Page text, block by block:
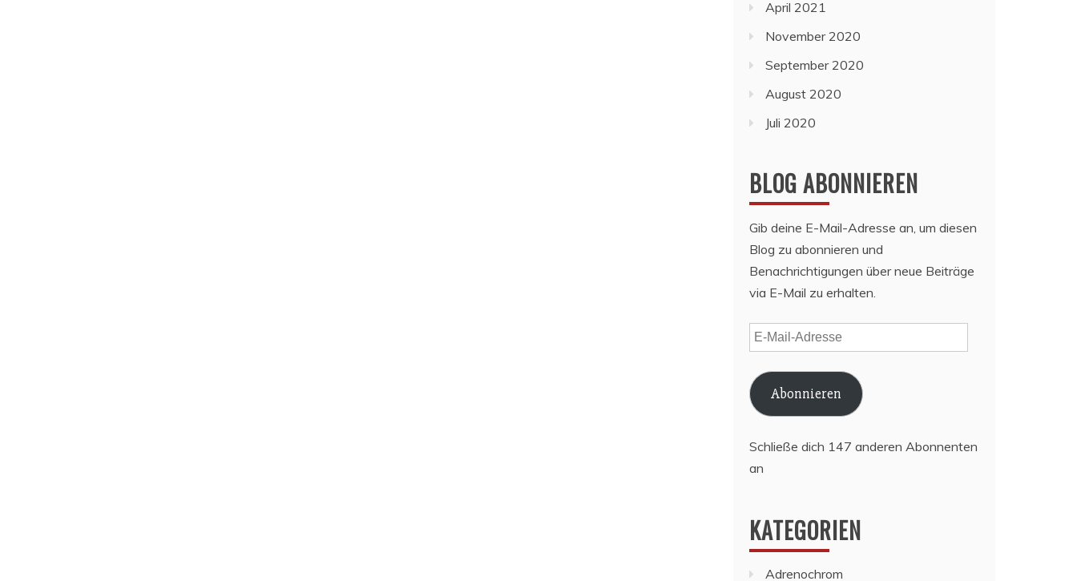
April 2021
November 2020
September 2020
August 2020
Juli 2020
BLOG ABONNIEREN
Gib deine E-Mail-Adresse an, um diesen
Blog zu abonnieren und
Benachrichtigungen über neue Beiträge
via E-Mail zu erhalten.
E-
Mail-
Adresse
Abonnieren
Schließe dich 147 anderen Abonnenten
an
KATEGORIEN
Adrenochrom